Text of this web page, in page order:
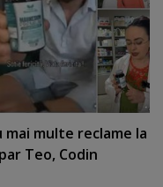
multe reclame la
Teo, Codin